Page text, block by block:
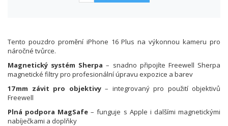
Tento pouzdro promění iPhone 16 Plus na výkonnou kameru pro
náročné tvůrce.
Magnetický systém Sherpa – snadno připojíte Freewell Sherpa
magnetické filtry pro profesionální úpravu expozice a barev
17 mm závit pro objektivy– integrovaný pro použití objektivů
Freewell
Plná podpora MagSafe – funguje s Apple i dalšími magnetickými
nabíječkami a doplňky